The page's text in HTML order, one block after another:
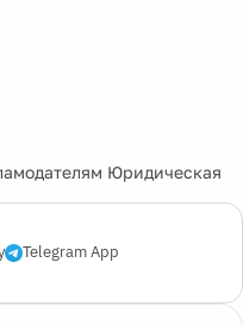
Юридическая
Telegram App